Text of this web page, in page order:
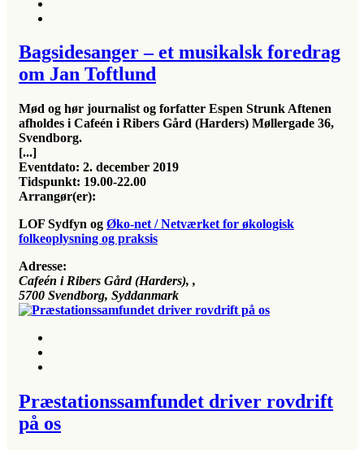
Bagsidesanger – et musikalsk foredrag
om Jan Toftlund
Mød og hør journalist og forfatter Espen Strunk Aftenen
afholdes i Cafeén i Ribers Gård (Harders) Møllergade 36,
Svendborg.
[...]
Eventdato: 2. december 2019
Tidspunkt: 19.00-22.00
Arrangør(er):
LOF Sydfyn og Øko-net / Netværket for økologisk
folkeoplysning og praksis
Adresse:
Cafeén i Ribers Gård (Harders), ,
5700 Svendborg, Syddanmark
Præstationssamfundet driver rovdrift
på os